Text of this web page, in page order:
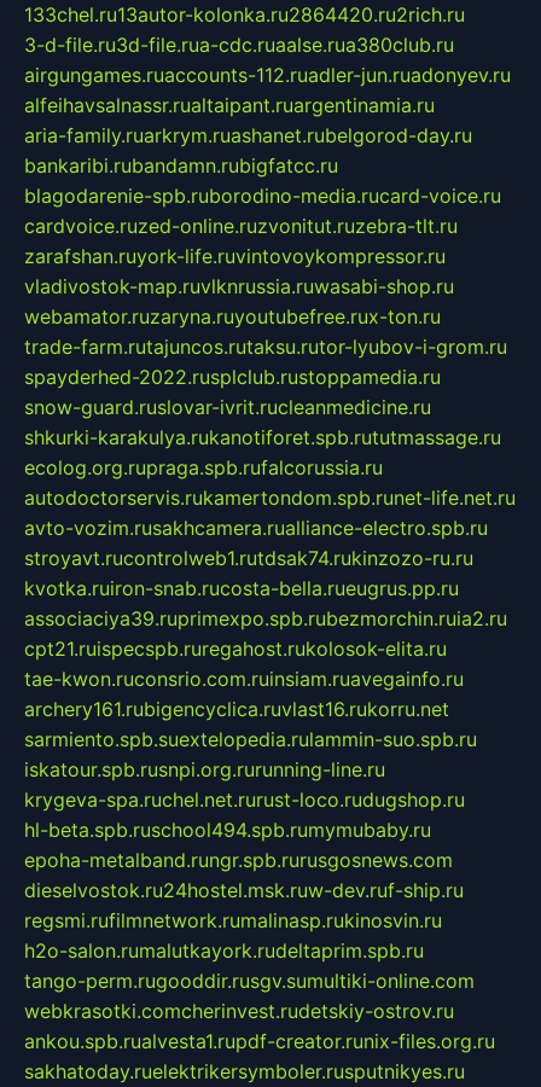
133chel.ru13autor-kolonka.ru2864420.ru2rich.ru
3-d-file.ru3d-file.rua-cdc.ruaalse.rua380club.ru
airgungames.ruaccounts-112.ruadler-jun.ruadonyev.ru
alfeihavsalnassr.rualtaipant.ruargentinamia.ru
aria-family.ruarkrym.ruashanet.rubelgorod-day.ru
bankaribi.rubandamn.rubigfatcc.ru
blagodarenie-spb.ruborodino-media.rucard-voice.ru
cardvoice.ruzed-online.ruzvonitut.ruzebra-tlt.ru
zarafshan.ruyork-life.ruvintovoykompressor.ru
vladivostok-map.ruvlknrussia.ruwasabi-shop.ru
webamator.ruzaryna.ruyoutubefree.rux-ton.ru
trade-farm.rutajuncos.rutaksu.rutor-lyubov-i-grom.ru
spayderhed-2022.rusplclub.rustoppamedia.ru
snow-guard.ruslovar-ivrit.rucleanmedicine.ru
shkurki-karakulya.rukanotiforet.spb.rututmassage.ru
ecolog.org.rupraga.spb.rufalcorussia.ru
autodoctorservis.rukamertondom.spb.runet-life.net.ru
avto-vozim.rusakhcamera.rualliance-electro.spb.ru
stroyavt.rucontrolweb1.rutdsak74.rukinzozo-ru.ru
kvotka.ruiron-snab.rucosta-bella.rueugrus.pp.ru
associaciya39.ruprimexpo.spb.rubezmorchin.ruia2.ru
cpt21.ruispecspb.ruregahost.rukolosok-elita.ru
tae-kwon.ruconsrio.com.ruinsiam.ruavegainfo.ru
archery161.rubigencyclica.ruvlast16.rukorru.net
sarmiento.spb.suextelopedia.rulammin-suo.spb.ru
iskatour.spb.rusnpi.org.rurunning-line.ru
krygeva-spa.ruchel.net.rurust-loco.rudugshop.ru
hl-beta.spb.ruschool494.spb.rumymubaby.ru
epoha-metalband.rungr.spb.rurusgosnews.com
dieselvostok.ru24hostel.msk.ruw-dev.ruf-ship.ru
regsmi.rufilmnetwork.rumalinasp.rukinosvin.ru
h2o-salon.rumalutkayork.rudeltaprim.spb.ru
tango-perm.rugooddir.rusgv.sumultiki-online.com
webkrasotki.comcherinvest.rudetskiy-ostrov.ru
ankou.spb.rualvesta1.rupdf-creator.runix-files.org.ru
sakhatoday.ruelektrikersymboler.rusputnikyes.ru